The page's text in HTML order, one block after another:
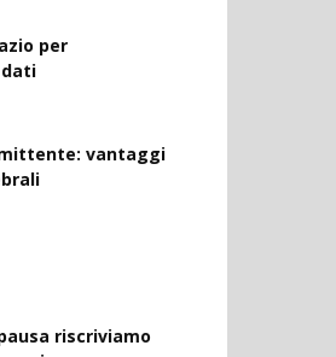
per
vantaggi
riscriviamo